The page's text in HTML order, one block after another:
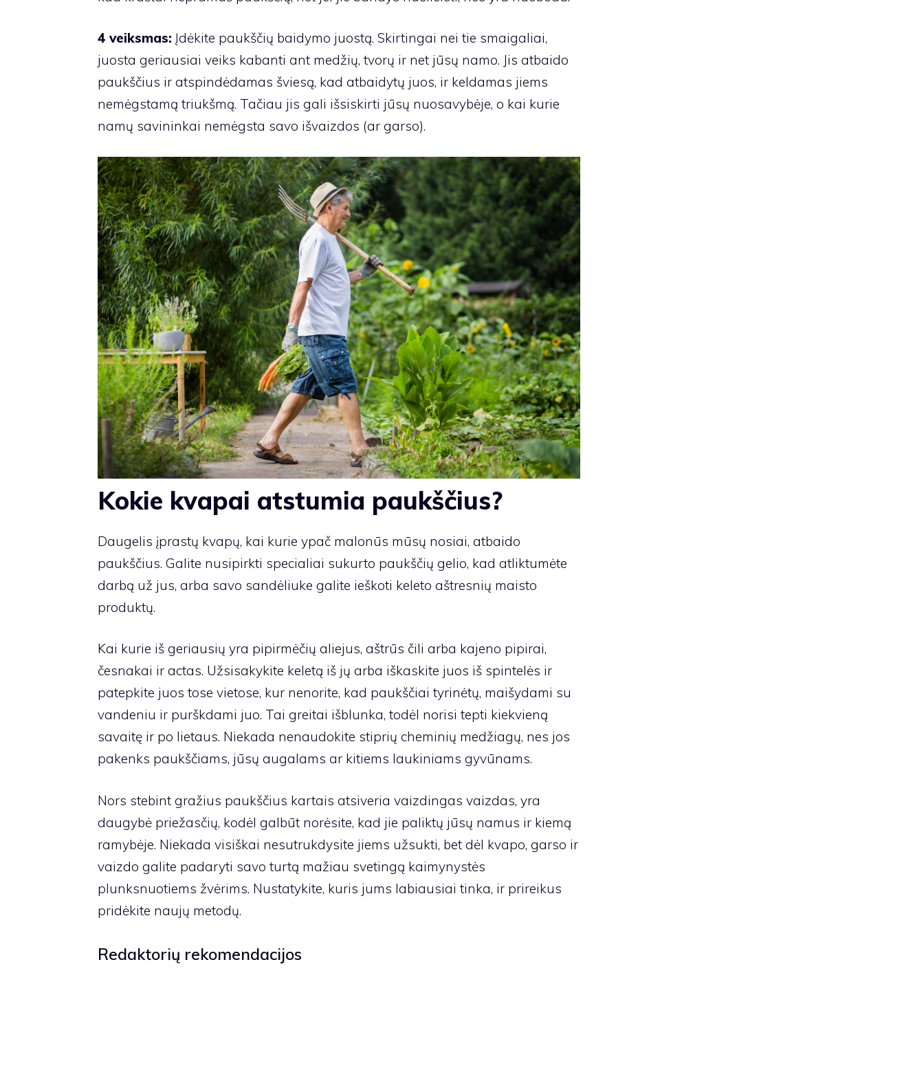
4 veiksmas: Įdėkite paukščių baidymo juostą. Skirtingai nei tie smaigaliai,
juosta geriausiai veiks kabanti ant medžių, tvorų ir net jūsų namo. Jis atbaido
paukščius ir atspindėdamas šviesą, kad atbaidytų juos, ir keldamas jiems
nemėgstamą triukšmą. Tačiau jis gali išsiskirti jūsų nuosavybėje, o kai kurie
namų savininkai nemėgsta savo išvaizdos (ar garso).
Kokie kvapai atstumia paukščius?
Daugelis įprastų kvapų, kai kurie ypač malonūs mūsų nosiai, atbaido
paukščius. Galite nusipirkti specialiai sukurto paukščių gelio, kad atliktumėte
darbą už jus, arba savo sandėliuke galite ieškoti keleto aštresnių maisto
produktų.
Kai kurie iš geriausių yra pipirmėčių aliejus, aštrūs čili arba kajeno pipirai,
česnakai ir actas. Užsisakykite keletą iš jų arba iškaskite juos iš spintelės ir
patepkite juos tose vietose, kur nenorite, kad paukščiai tyrinėtų, maišydami su
vandeniu ir purškdami juo. Tai greitai išblunka, todėl norisi tepti kiekvieną
savaitę ir po lietaus. Niekada nenaudokite stiprių cheminių medžiagų, nes jos
pakenks paukščiams, jūsų augalams ar kitiems laukiniams gyvūnams.
Nors stebint gražius paukščius kartais atsiveria vaizdingas vaizdas, yra
daugybė priežasčių, kodėl galbūt norėsite, kad jie paliktų jūsų namus ir kiemą
ramybėje. Niekada visiškai nesutrukdysite jiems užsukti, bet dėl ​​kvapo, garso ir
vaizdo galite padaryti savo turtą mažiau svetingą kaimynystės
plunksnuotiems žvėrims. Nustatykite, kuris jums labiausiai tinka, ir prireikus
pridėkite naujų metodų.
Redaktorių rekomendacijos